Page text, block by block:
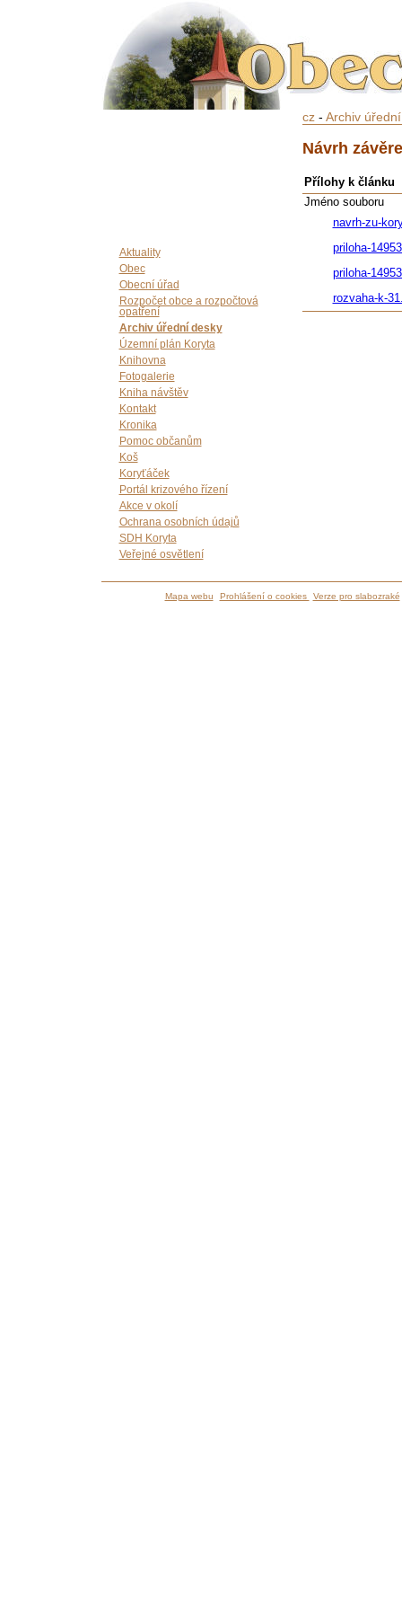
Aktuality
Obec
Obecní úřad
Rozpočet obce a rozpočtová
opatření
Archiv úřední desky
Územní plán Koryta
Knihovna
Fotogalerie
Kniha návštěv
Kontakt
Kronika
Pomoc občanům
Koš
Koryťáček
Portál krizového řízení
Akce v okolí
Ochrana osobních údajů
SDH Koryta
Veřejné osvětlení
cz- Archiv
Návrh
Přílohy k článku
Jméno souboru
navrh-zu-
priloha-
priloha-
rozvaha-k-
Mapa webu Prohlášení o cookies Verze pro slabozraké